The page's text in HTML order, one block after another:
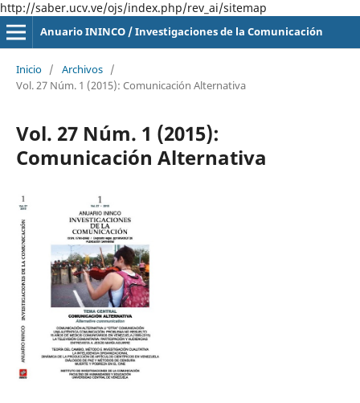
http://saber.ucv.ve/ojs/index.php/rev_ai/sitemap
Anuario ININCO / Investigaciones de la Comunicación
Inicio / Archivos /
Vol. 27 Núm. 1 (2015): Comunicación Alternativa
Vol. 27 Núm. 1 (2015):
Comunicación Alternativa